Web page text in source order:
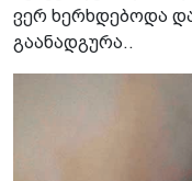
ვერ ხერხდებოდა
გაანადგურა..